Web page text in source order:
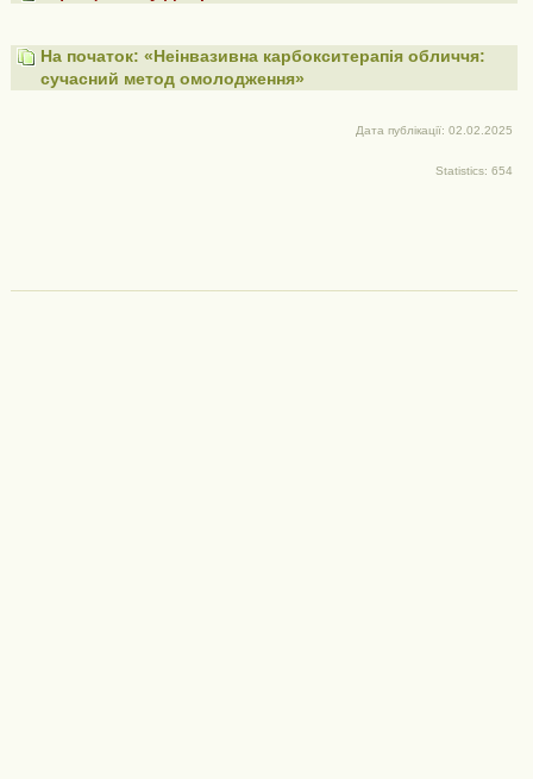
На початок: «Неінвазивна карбокситерапія обличчя:
сучасний метод омолодження»
Дата публікації: 02.02.2025
Statistics: 654